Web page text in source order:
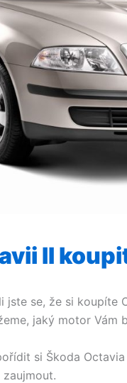
II
jste se, že si koupíte
jaký motor Vám
si Škoda